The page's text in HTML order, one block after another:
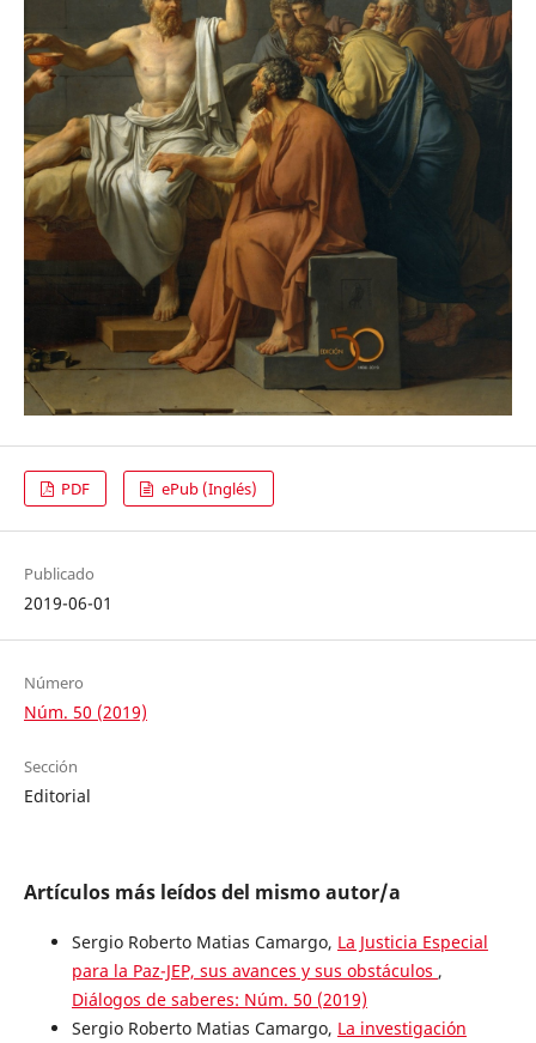
PDF ePub (Inglés)
Publicado
2019-06-01
Número
Núm. 50 (2019)
Sección
Editorial
Artículos más leídos del mismo autor/a
Sergio Roberto Matias Camargo, La Justicia Especial
para la Paz-JEP, sus avances y sus obstáculos ,
Diálogos de saberes: Núm. 50 (2019)
Sergio Roberto Matias Camargo, La investigación